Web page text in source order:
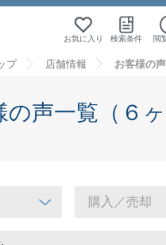
お気に入り 検索条件 閲
プ 店舗情報 お客様の
の声一覧（６